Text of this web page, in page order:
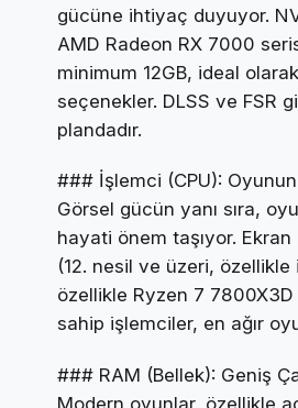
gücüne ihtiyaç duyuyor.
AMD Radeon RX 7000
minimum 12GB, ideal
seçenekler. DLSS ve FSR
plandadır.
### İşlemci (CPU):
Görsel gücün yanı sıra,
hayati önem taşıyor.
(12. nesil ve üzeri,
özellikle Ryzen 7
sahip işlemciler, en ağır
### RAM (Bellek): Geniş
Modern oyunlar, özellikle